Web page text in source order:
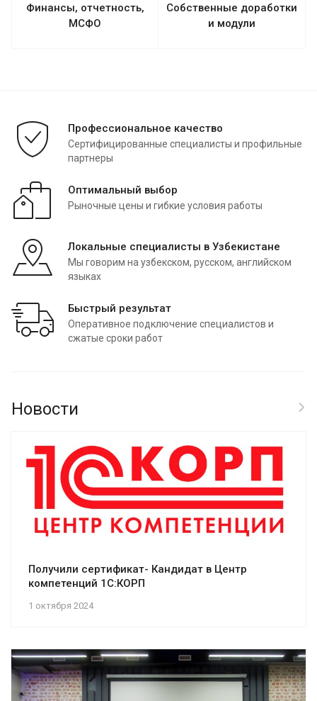
Финансы, отчетность,
МСФО
Собственные доработки
и модули
Профессиональное качество
Сертифицированные специалисты и профильные
партнеры
Оптимальный выбор
Рыночные цены и гибкие условия работы
Локальные специалисты в Узбекистане
Мы говорим на узбекском, русском, английском
языках
Быстрый результат
Оперативное подключение специалистов и
сжатые сроки работ
Новости
1 октября 2024
Получили сертификат- Кандидат в Центр
компетенций 1С:КОРП